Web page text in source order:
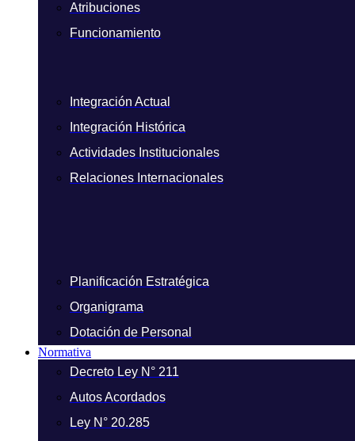
Atribuciones
Funcionamiento
Integración Actual
Integración Histórica
Actividades Institucionales
Relaciones Internacionales
Planificación Estratégica
Organigrama
Dotación de Personal
Normativa
Decreto Ley N° 211
Autos Acordados
Ley N° 20.285